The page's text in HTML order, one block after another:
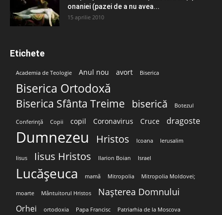
onaniei (pazei de a nu avea...
15 aprilie 2010
Etichete
Academia de Teologie Anul nou avort Biserica
Biserica Ortodoxă
Biserica Sfânta Treime biserică Botezul
Conferință Copii copil Coronavirus Cruce dragoste
Dumnezeu Hristos Icoana Ierusalim
Iisus Iisus Hristos Ilarion Boian Israel
Lucășeuca mamă Mitropolia Mitropolia Moldovei;
moarte Mântuitorul Hristos Nașterea Domnului
Orhei ortodoxia Papa Francisc Patriarhia de la Moscova